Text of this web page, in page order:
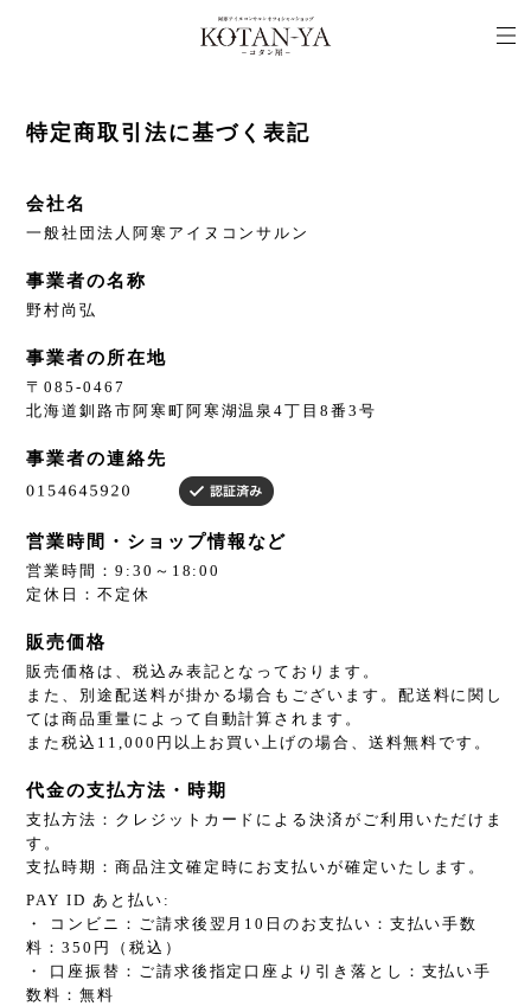
特定商取引法に基づく表記
会社名
一般社団法人阿寒アイヌコンサルン
事業者の名称
野村尚弘
事業者の所在地
〒085-0467
北海道釧路市阿寒町阿寒湖温泉4丁目8番3号
事業者の連絡先
営業時間・ショップ情報など
営業時間：9:30～18:00
定休日：不定休
販売価格
販売価格は、税込み表記となっております。
また、別途配送料が掛かる場合もございます。配送料に関し
ては商品重量によって自動計算されます。
また税込11,000円以上お買い上げの場合、送料無料です。
代金の支払方法・時期
支払方法：クレジットカードによる決済がご利用いただけま
す。
支払時期：商品注文確定時にお支払いが確定いたします。
PAY ID あと払い:
・ コンビニ：ご請求後翌月10日のお支払い：支払い手数
料：350円（税込）
・ 口座振替：ご請求後指定口座より引き落とし：支払い手
数料：無料